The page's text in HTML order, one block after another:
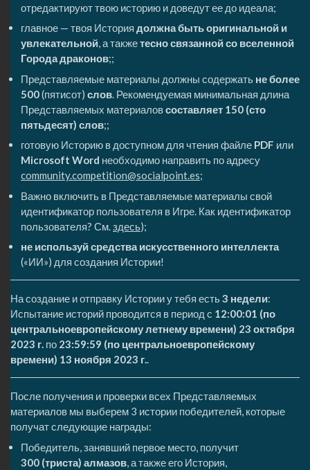
отредактируют твою историю и доведут ее до идеала;
главное — твоя История должна быть оригинальной и
увлекательной, а такжетесно связанной со вселенной
Города драконов;;
Представляемые материалы должны содержать не более
500(пятисот) слов. Рекомендуемая минимальная длина
Представляемых материаловсоставляет 150 (сто
пятьдесят) слов;;
готовую Историю в доступном для чтения файле PDF или
Microsoft Word необходимо направить по адресу
community.competition@socialpoint.es;
Важно включить в Представляемые материалы свой
идентификатор пользователя в Игре. Как идентификатор
пользователя? См.здесь);
не используй средства искусственного интеллекта
(«ИИ») для создания Истории!
На создание и отправку Истории у тебя есть3 недели:
Испытание историй проводится в период с 12:00:01 (по
центральноевропейскому летнему времени) 23 октября
2023 г. по 23:59:59 (по центральноевропейскому
времени) 13 ноября 2023 г..
После получения и проверки всех Представляемых
материалов мы выберем 3 истории победителей, которые
получат следующие награды:
Победитель, занявший первое место, получит
300 (триста) алмазов, а также его История,